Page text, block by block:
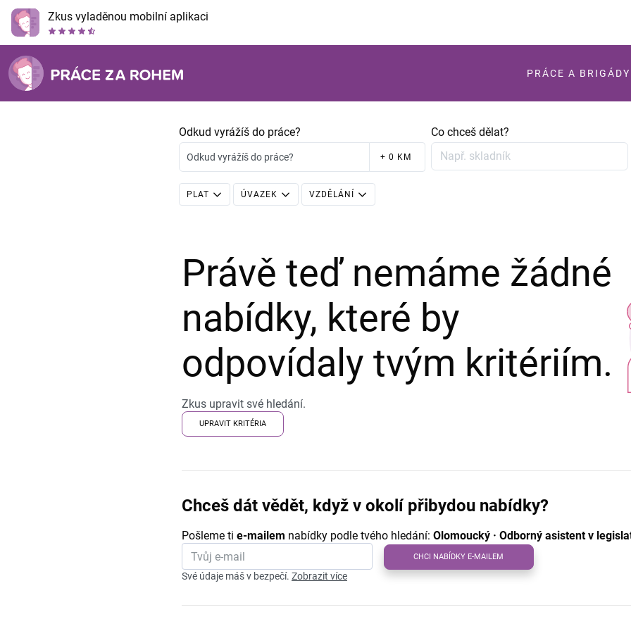
Zkus vyladěnou mobilní aplikaci
PRÁCE A BRIGÁDY
Odkud vyrážíš do práce?
Odkud vyrážíš do práce? + 0 KM
Co chceš dělat?
PLAT ÚVAZEK VZDĚLÁNÍ
Právě teď nemáme žádné
nabídky, které by
odpovídaly tvým kritériím.
Zkus upravit své hledání.
UPRAVIT KRITÉRIA
Chceš dát vědět, když v okolí přibydou nabídky?
Pošleme ti e-mailem nabídky podle tvého hledání: Olomoucký · Odborný asistent v
CHCI NABÍDKY E-MAILEM
Své údaje máš v bezpečí. Zobrazit více